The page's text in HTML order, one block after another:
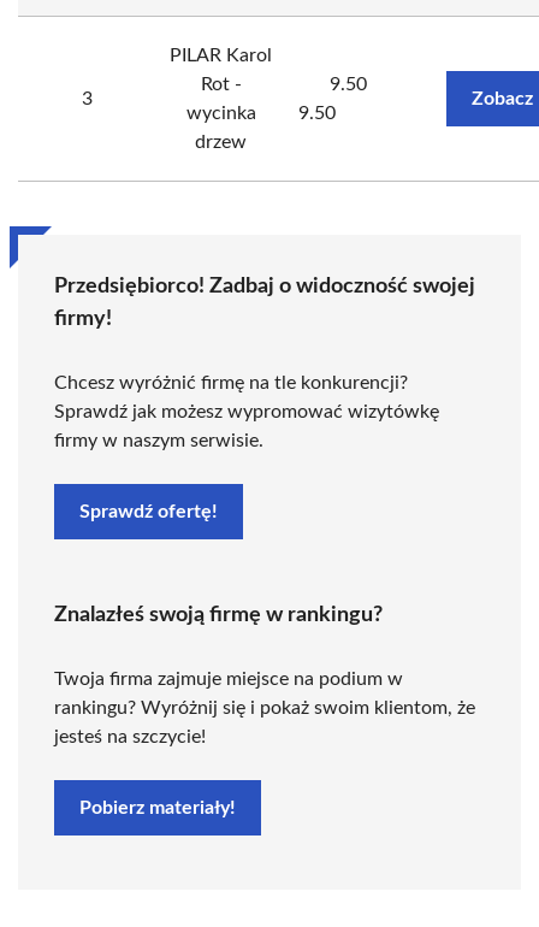
3
PILAR Karol
Rot -
wycinka
drzew
9.50
9.50
Zobacz
Przedsiębiorco! Zadbaj o widoczność swojej
firmy!
Chcesz wyróżnić firmę na tle konkurencji?
Sprawdź jak możesz wypromować wizytówkę
firmy w naszym serwisie.
Sprawdź ofertę!
Znalazłeś swoją firmę w rankingu?
Twoja firma zajmuje miejsce na podium w
rankingu? Wyróżnij się i pokaż swoim klientom, że
jesteś na szczycie!
Pobierz materiały!